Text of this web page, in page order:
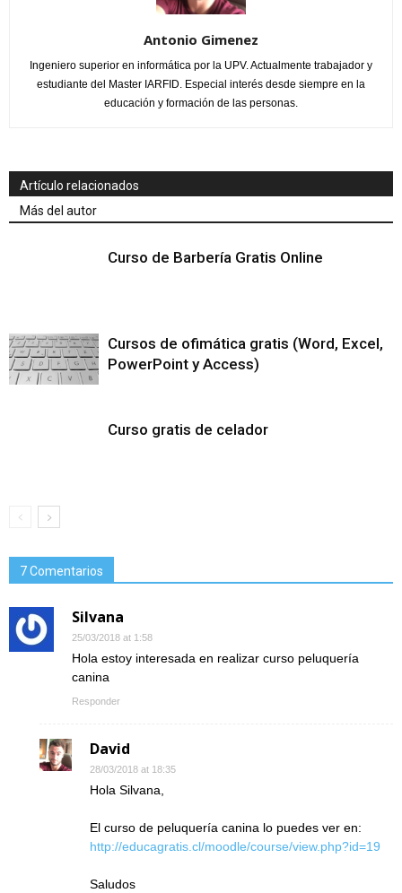
Antonio Gimenez
Ingeniero superior en informática por la UPV. Actualmente trabajador y
estudiante del Master IARFID. Especial interés desde siempre en la
educación y formación de las personas.
Artículo relacionados
Más del autor
Curso de Barbería Gratis Online
Cursos de ofimática gratis (Word, Excel,
PowerPoint y Access)
Curso gratis de celador
7 Comentarios
Silvana
25/03/2018 at 1:58
Hola estoy interesada en realizar curso peluquería
canina
Responder
David
28/03/2018 at 18:35
Hola Silvana,
El curso de peluquería canina lo puedes ver en:
http://educagratis.cl/moodle/course/view.php?id=19
Saludos